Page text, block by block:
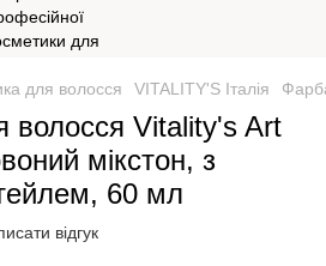
для волосся VITALITY'S Італія
волосся Vitality's Art
мікстон, з
60 мл
відгук